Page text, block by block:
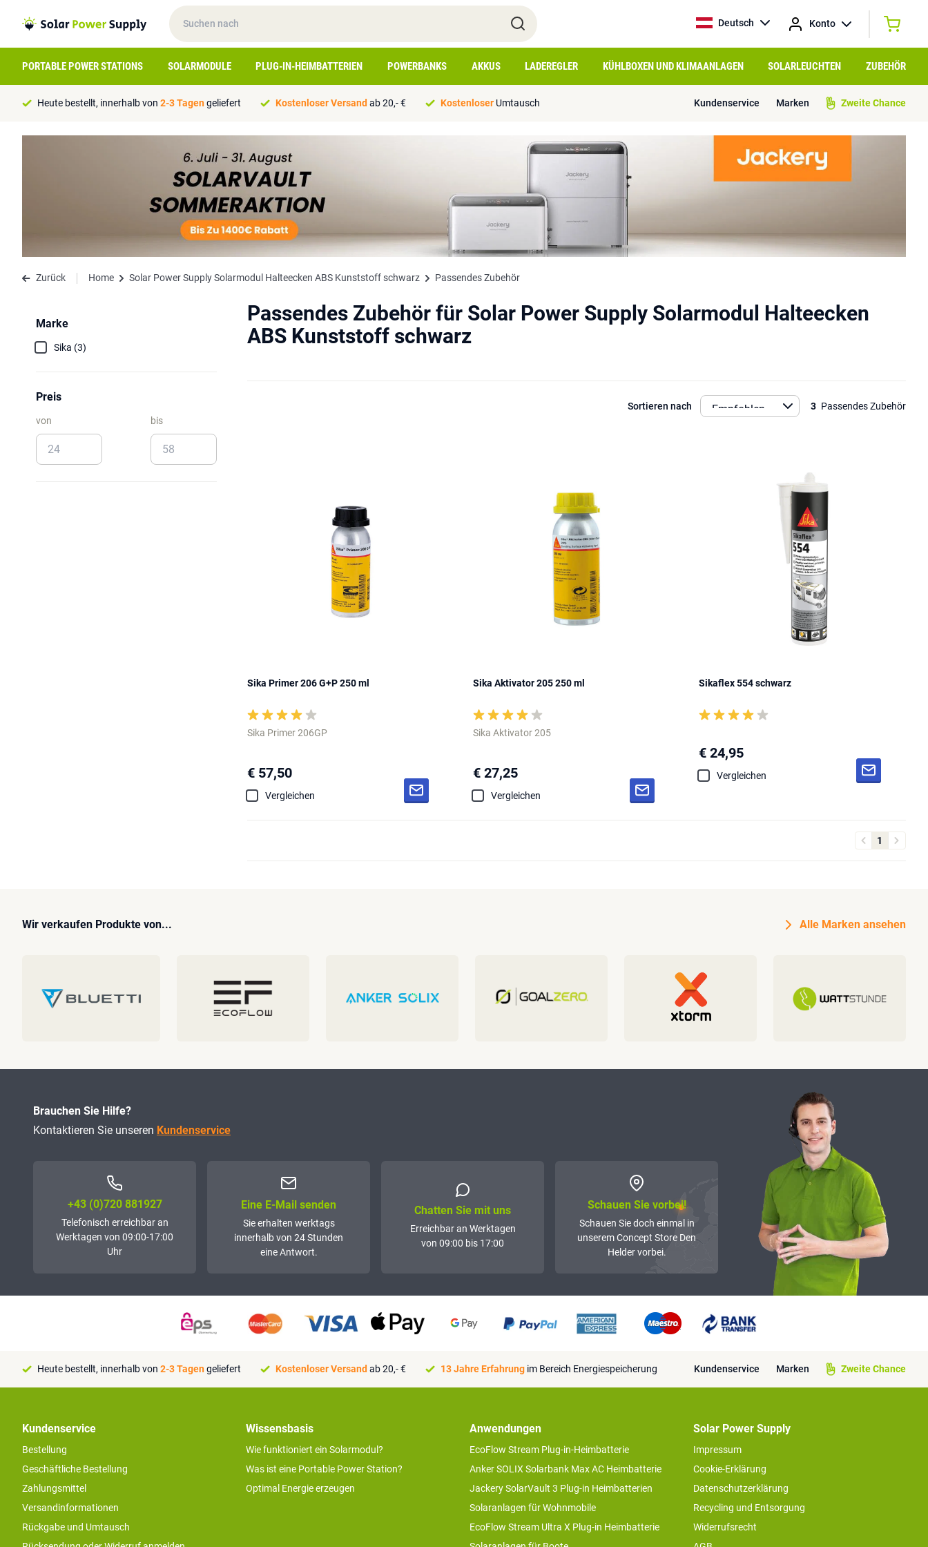
Deutsch Konto
PORTABLE POWER STATIONS SOLARMODULE PLUG-IN-HEIMBATTERIEN POWERBANKS AKKUS LADEREGLER KÜHLBOXEN UND KLIMAANLAGEN SOLARLEUCHTEN ZUBEHÖR
Heute bestellt, innerhalb von 2-3 Tagengeliefert Kostenloser Versand ab 20,- € Kostenloser Umtausch Kundenservice Marken Zweite Chance
Zurück Home Solar Power Supply Solarmodul Halteecken ABS Kunststoff schwarz Passendes Zubehör
Marke
Sika (3)
Preis
von bis
Passendes Zubehör für Solar Power Supply Solarmodul Halteecken
ABS Kunststoff schwarz
Sortieren nach 3 Passendes Zubehör
Sika Primer 206 G+P 250 ml
Sika Primer 206GP
€ 57,50
Vergleichen
Sika Aktivator 205 250 ml
Sika Aktivator 205
€ 27,25
Vergleichen
Sikaflex 554 schwarz
€ 24,95
Vergleichen
1
Wir verkaufen Produkte von... Alle Marken ansehen
Brauchen Sie Hilfe?
Kontaktieren Sie unseren Kundenservice
+43 (0)72­0 881927
Telefonisch erreichbar an
Werktagen von 09:00-17:00
Uhr
Eine E-Mail senden
Sie erhalten werktags
innerhalb von 24 Stunden
eine Antwort.
Chatten Sie mit uns
Erreichbar an Werktagen
von 09:00 bis 17:00
Schauen Sie vorbei!
Schauen Sie doch einmal in
unserem Concept Store Den
Helder vorbei.
Heute bestellt, innerhalb von 2-3 Tagengeliefert Kostenloser Versand ab 20,- € 13 Jahre Erfahrung im Bereich Energiespeicherung Kundenservice Marken Zweite Chance
Kundenservice
Bestellung
Geschäftliche Bestellung
Zahlungsmittel
Versandinformationen
Rückgabe und Umtausch
Wissensbasis
Wie funktioniert ein Solarmodul?
Was ist eine Portable Power Station?
Optimal Energie erzeugen
Anwendungen
EcoFlow Stream Plug-in-Heimbatterie
Anker SOLIX Solarbank Max AC Heimbatterie
Jackery SolarVault 3 Plug-in Heimbatterien
Solaranlagen für Wohnmobile
EcoFlow Stream Ultra X Plug-in Heimbatterie
Solar Power Supply
Impressum
Cookie-Erklärung
Datenschutzerklärung
Recycling und Entsorgung
Widerrufsrecht